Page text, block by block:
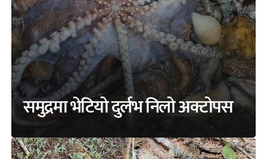
समुद्रमा भेटियो दुर्लभ निलो अक्टोपस